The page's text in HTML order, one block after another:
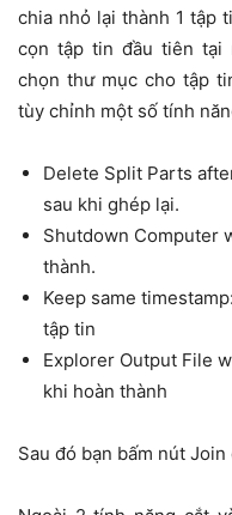
chia nhỏ lại thành 1 tập
cọn tập tin đầu tiên tại
chọn thư mục cho tập
tùy chỉnh một số tính
Delete Split Parts
sau khi ghép lại.
Shutdown Computer
thành.
Keep same
tập tin
Explorer Output File
khi hoàn thành
Sau đó bạn bấm nút